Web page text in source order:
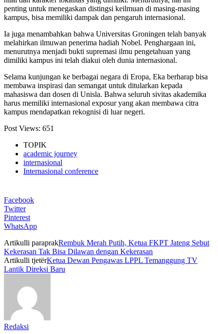
penting untuk menegaskan distingsi keilmuan di masing-masing
kampus, bisa memiliki dampak dan pengaruh internasional.
Ia juga menambahkan bahwa Universitas Groningen telah banyak
melahirkan ilmuwan penerima hadiah Nobel. Penghargaan ini,
menurutnya menjadi bukti supremasi ilmu pengetahuan yang
dimiliki kampus ini telah diakui oleh dunia internasional.
Selama kunjungan ke berbagai negara di Eropa, Eka berharap bisa
membawa inspirasi dan semangat untuk ditularkan kepada
mahasiswa dan dosen di Unisla. Bahwa seluruh sivitas akademika
harus memiliki internasional exposur yang akan membawa citra
kampus mendapatkan rekognisi di luar negeri.
Post Views: 651
TOPIK
academic journey
internasional
Internasional conference
Facebook
Twitter
Pinterest
WhatsApp
Artikulli paraprakRembuk Merah Putih, Ketua FKPT Jateng Sebut
Kekerasan Tak Bisa Dilawan dengan Kekerasan
Artikulli tjetërKetua Dewan Pengawas LPPL Temanggung TV
Lantik Direksi Baru
Redaksi